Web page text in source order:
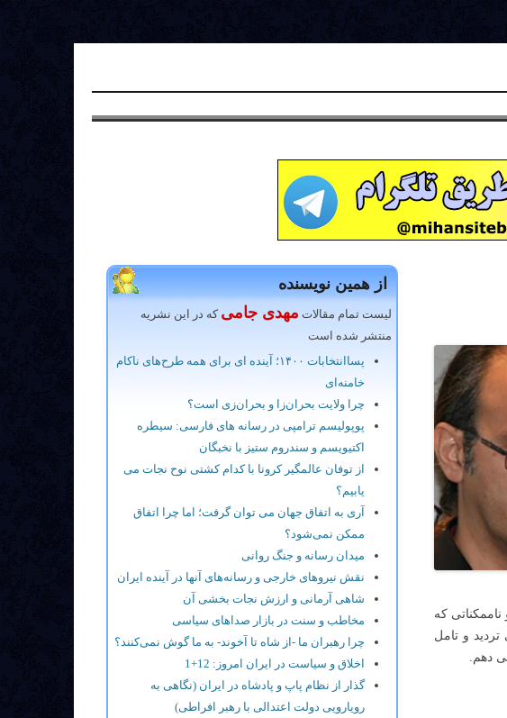
که
و تامل
دهم.
از همین نویسنده
لیست تمام مقالات مهدی جامی که در این نشریه
منتشر شده است
پساانتخابات ۱۴۰۰؛ آینده ای برای همه طرح‌های ناکام
خامنه‌ای
چرا ولایت بحران‌زا و بحران‌زی است؟
پوپولیسم ترامپی در رسانه های فارسی: سیطره
اکتیویسم و سندروم ستیز با نخبگان
از توفان عالمگیر کرونا با کدام کشتی نوح نجات می
یابیم؟
آری به اتفاق جهان می توان گرفت؛ اما چرا اتفاق
ممکن نمی‌شود؟
میدان رسانه و جنگ روانی
نقش نیروهای خارجی و رسانه‌های آنها در آینده ایران
شاهی آرمانی و ارزش نجات بخشی آن
مخاطب و سنت در بازار صداهای سیاسی
چرا رهبران ما -از شاه تا آخوند- به ما گوش نمی‌کنند؟
اخلاق و سیاست در ایران امروز: 12+1
گذار از نظام پاپ و پادشاه در ایران (نگاهی به
رویارویی دولت اعتدالی با رهبر افراطی)